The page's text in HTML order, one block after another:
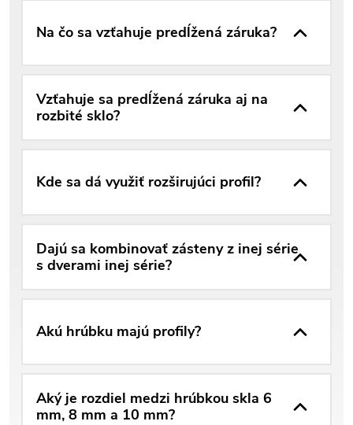
Na čo sa vzťahuje predĺžená záruka?
Vzťahuje sa predĺžená záruka aj na
rozbité sklo?
Kde sa dá využiť rozširujúci profil?
Dajú sa kombinovať zásteny z inej série
s dverami inej série?
Akú hrúbku majú profily?
Aký je rozdiel medzi hrúbkou skla 6
mm, 8 mm a 10 mm?